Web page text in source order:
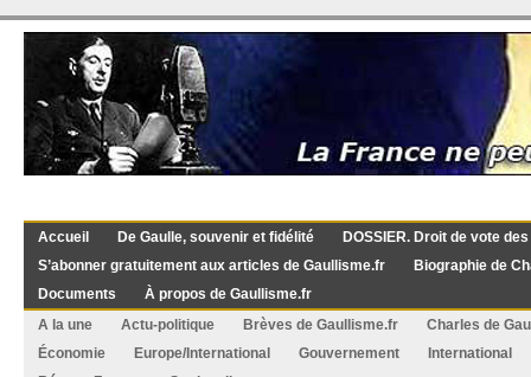
Accueil De Gaulle, souvenir et fidélité
DOSSIER. Droit de vote
S’abonner gratuitement aux articles de Gaullisme.fr
Biographie de
Documents
À propos de Gaullisme.fr
A la une
Actu-politique Brèves de Gaullisme.fr
Charles de
Économie
Europe/International Gouvernement
International